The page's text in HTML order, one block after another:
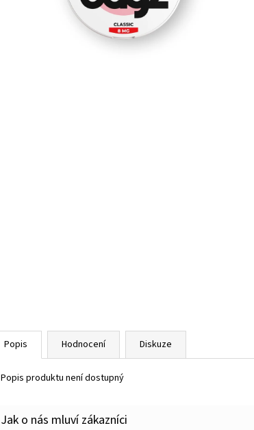
Popis Hodnocení Diskuze
Popis produktu není dostupný